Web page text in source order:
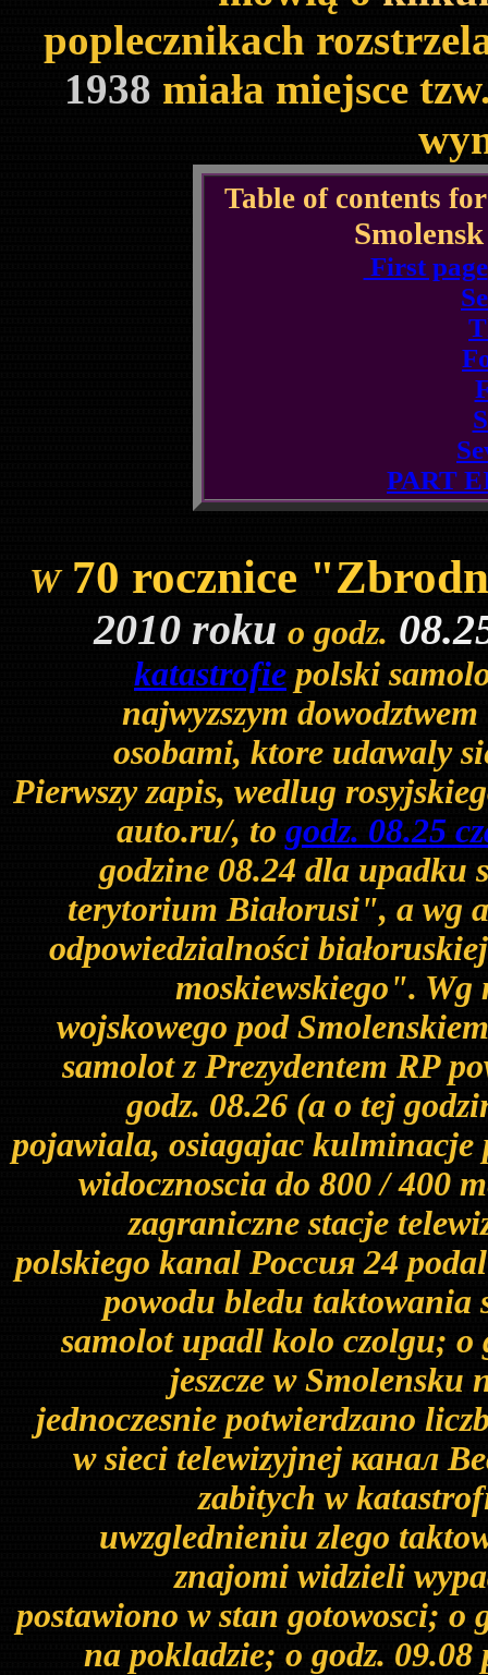
poplecznikach
1938 miała miejsce
Table of contents
First page
PART
W70 rocznice
2010 roku o godz.
katastrofie polski
najwyzszym
osobami, ktore udawaly
Pierwszy zapis, wedlug
auto.ru/, to godz. 08.25
godzine 08.24 dla upadku
terytorium Białorusi", a wg
odpowiedzialności
moskiewskiego".
wojskowego pod
samolot z Prezydentem RP
godz. 08.26 (a o tej
pojawiala, osiagajac kulminacje
widocznoscia do 800 / 400
zagraniczne stacje
polskiego kanal Россия 24
powodu bledu taktowania
samolot upadl kolo czolgu; o
jeszcze w Smolensku
jednoczesnie potwierdzano
w sieci telewizyjnej канал
zabitych w
uwzglednieniu zlego
znajomi widzieli
postawiono w stan gotowosci; o
na pokladzie; o godz.